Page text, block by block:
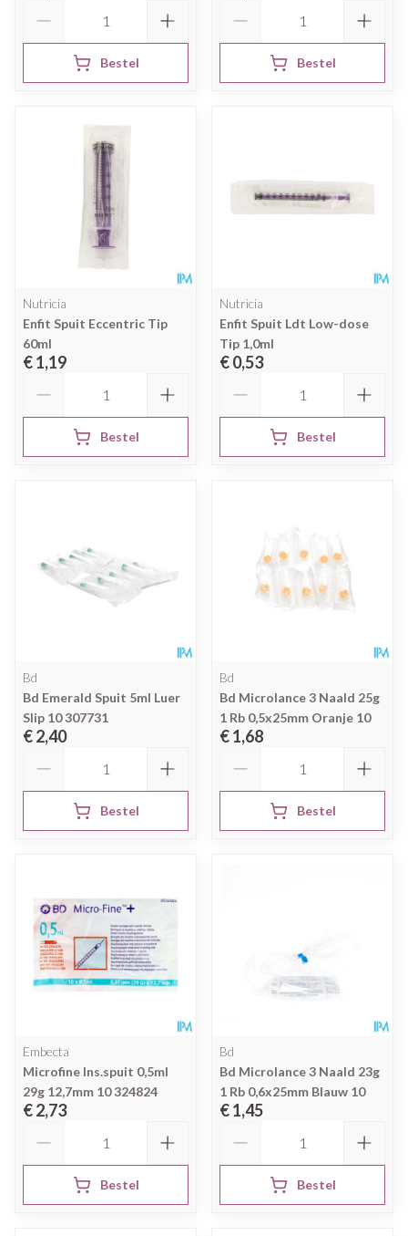
Bestel Bestel
Nutricia
Enfit Spuit Eccentric Tip
60ml
€ 1,19
Bestel
Nutricia
Enfit Spuit Ldt Low-dose
Tip 1,0ml
€ 0,53
Bestel
Bd
Bd Emerald Spuit 5ml Luer
Slip 10 307731
€ 2,40
Bestel
Bd
Bd Microlance 3 Naald 25g
1 Rb 0,5x25mm Oranje 10
€ 1,68
Bestel
Embecta
Microfine Ins.spuit 0,5ml
29g 12,7mm 10 324824
€ 2,73
Bestel
Bd
Bd Microlance 3 Naald 23g
1 Rb 0,6x25mm Blauw 10
€ 1,45
Bestel